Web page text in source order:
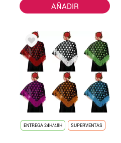
AÑADIR
ENTREGA 24H/48H SUPERVENTAS